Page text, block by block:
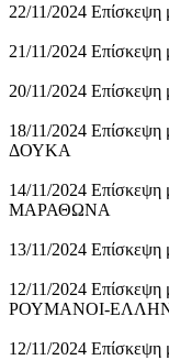
22/11/2024
21/11/2024
20/11/2024
18/11/2024
ΔΟΥΚΑ
14/11/2024
ΜΑΡΑΘΩΝΑ
13/11/2024
12/11/2024
ΡΟΥΜΑΝΟΙ-
12/11/2024